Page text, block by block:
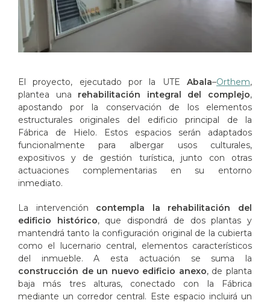
El proyecto, ejecutado por la UTEAbala–Orthem,
plantea una rehabilitación integral del complejo,
apostando por la conservación de los elementos
estructurales originales del edificio principal de la
Fábrica de Hielo. Estos espacios serán adaptados
funcionalmente para albergar usos culturales,
expositivos y de gestión turística, junto con otras
actuaciones complementarias en su entorno
inmediato.
La intervención contempla la rehabilitación del
edificio histórico, que dispondrá de dos plantas y
mantendrá tanto la configuración original de la cubierta
como el lucernario central, elementos característicos
del inmueble. A esta actuación se suma la
construcción de un nuevo edificio anexo, de planta
baja más tres alturas, conectado con la Fábrica
mediante un corredor central. Este espacio incluirá un